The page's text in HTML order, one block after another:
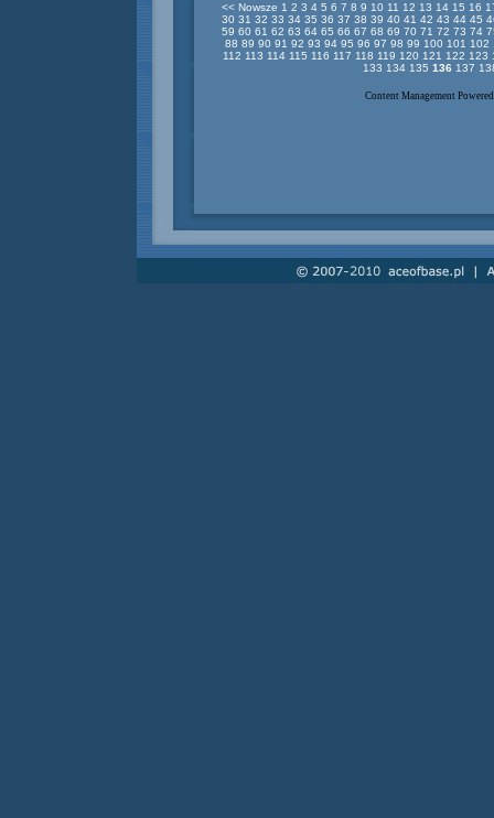
<< Nowsze 1 2 3 4 5 6 7 8 9 10 11 12 13 14 15 16
30 31 32 33 34 35 36 37 38 39 40 41 42 43 44 45
59 60 61 62 63 64 65 66 67 68 69 70 71 72 73 74
88 89 90 91 92 93 94 95 96 97 98 99 100 101 102
112 113 114 115 116 117 118 119 120 121 122 123
133 134 135 136 137
Content Management